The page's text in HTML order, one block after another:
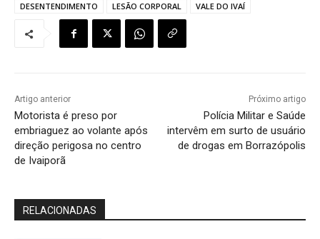
DESENTENDIMENTO
LESÃO CORPORAL VALE DO IVAÍ
Artigo anterior
Motorista é preso por
embriaguez ao volante após
direção perigosa no centro
de Ivaiporã
Próximo artigo
Polícia Militar e Saúde
intervêm em surto de usuário
de drogas em Borrazópolis
RELACIONADAS